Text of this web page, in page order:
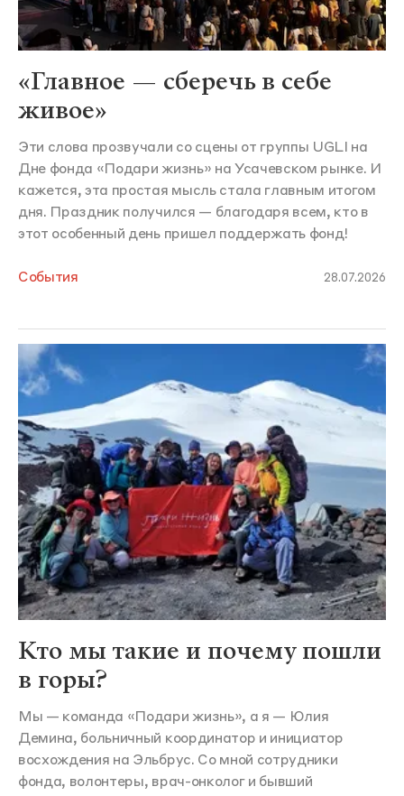
«Главное — сберечь в себе
живое»
Эти слова прозвучали со сцены от группы UGLI на
Дне фонда «Подари жизнь» на Усачевском рынке. И
кажется, эта простая мысль стала главным итогом
дня. Праздник получился — благодаря всем, кто в
этот особенный день пришел поддержать фонд!
События 28.07.2026
Кто мы такие и почему пошли
в горы?
Мы — команда «Подари жизнь», а я — Юлия
Демина, больничный координатор и инициатор
восхождения на Эльбрус. Со мной сотрудники
фонда, волонтеры, врач-онколог и бывший